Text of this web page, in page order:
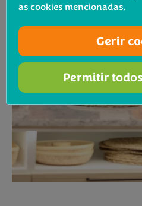
as cookies mencionadas.
Gerir
Permitir